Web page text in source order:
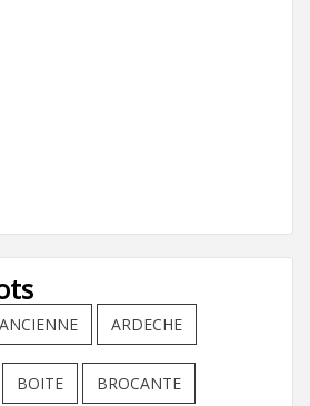
ANCIENNE ARDECHE
BOITE BROCANTE